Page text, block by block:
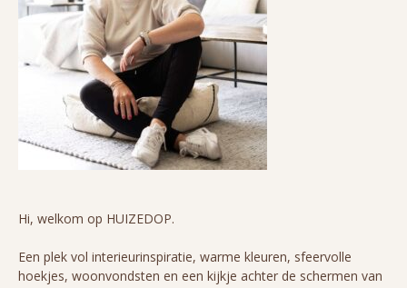
Hi, welkom op HUIZEDOP.
Een plek vol interieurinspiratie, warme kleuren, sfeervolle
hoekjes, woonvondsten en een kijkje achter de schermen van